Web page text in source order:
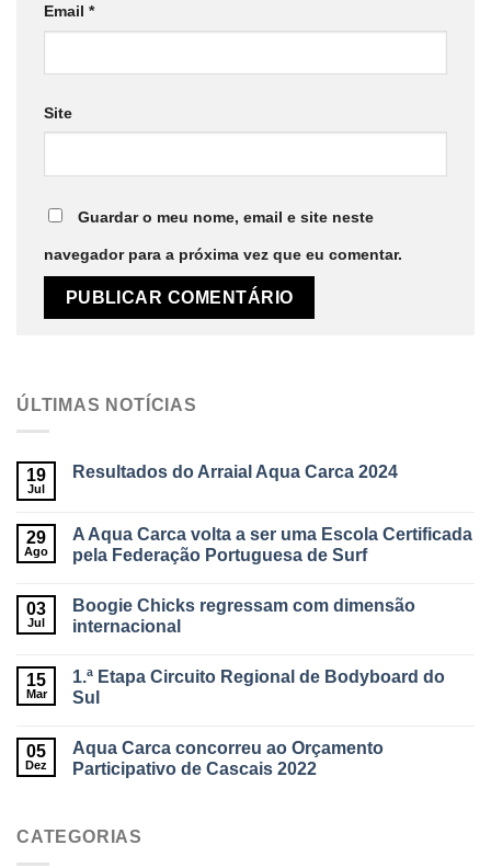
Email *
Site
Guardar o meu nome, email e site neste
navegador para a próxima vez que eu comentar.
ÚLTIMAS NOTÍCIAS
19
Jul
Resultados do Arraial Aqua Carca 2024
29
Ago
A Aqua Carca volta a ser uma Escola Certificada
pela Federação Portuguesa de Surf
03
Jul
Boogie Chicks regressam com dimensão
internacional
15
Mar
1.ª Etapa Circuito Regional de Bodyboard do
Sul
05
Dez
Aqua Carca concorreu ao Orçamento
Participativo de Cascais 2022
CATEGORIAS